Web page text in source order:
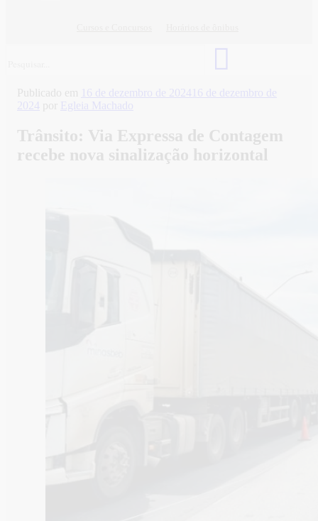
Publicado em 16 de dezembro de 2024 16 de dezembro de
2024 por Egleia Machado
Trânsito: Via Expressa de Contagem
recebe nova sinalização horizontal